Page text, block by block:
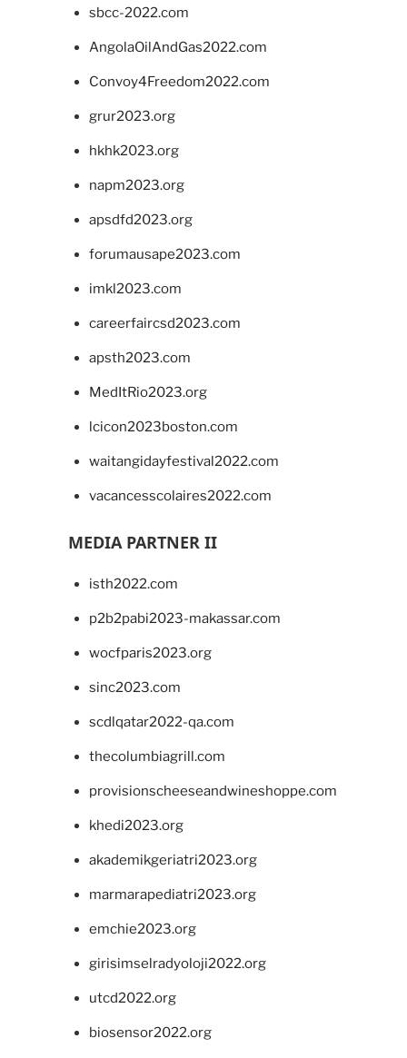
sbcc-2022.com
AngolaOilAndGas2022.com
Convoy4Freedom2022.com
grur2023.org
hkhk2023.org
napm2023.org
apsdfd2023.org
forumausape2023.com
imkl2023.com
careerfaircsd2023.com
apsth2023.com
MedItRio2023.org
lcicon2023boston.com
waitangidayfestival2022.com
vacancesscolaires2022.com
MEDIA PARTNER II
isth2022.com
p2b2pabi2023-makassar.com
wocfparis2023.org
sinc2023.com
scdlqatar2022-qa.com
thecolumbiagrill.com
provisionscheeseandwineshoppe.com
khedi2023.org
akademikgeriatri2023.org
marmarapediatri2023.org
emchie2023.org
girisimselradyoloji2022.org
utcd2022.org
biosensor2022.org